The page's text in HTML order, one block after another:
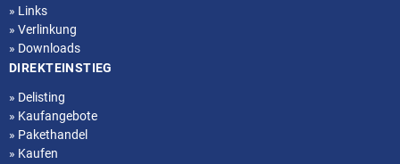
» Links
» Verlinkung
» Downloads
DIREKTEINSTIEG
» Delisting
» Kaufangebote
» Pakethandel
» Kaufen